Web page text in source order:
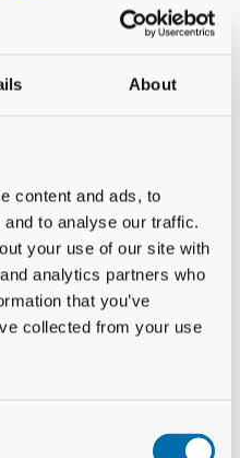
About
content and ads, to
to analyse our traffic.
your use of our site with
analytics partners who
that you’ve
collected from your use
Rosenberg
Jensen
Aarestrup